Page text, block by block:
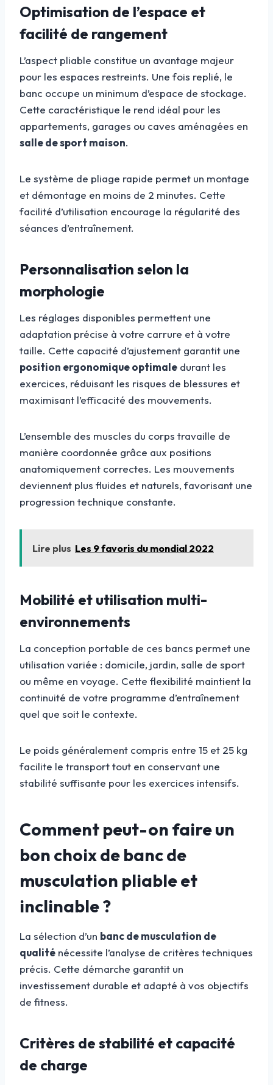
Optimisation de l’espace et
facilité de rangement
L’aspect pliable constitue un avantage majeur
pour les espaces restreints. Une fois replié, le
banc occupe un minimum d’espace de stockage.
Cette caractéristique le rend idéal pour les
appartements, garages ou caves aménagées en
salle de sport maison.
Le système de pliage rapide permet un montage
et démontage en moins de 2 minutes. Cette
facilité d’utilisation encourage la régularité des
séances d’entraînement.
Personnalisation selon la
morphologie
Les réglages disponibles permettent une
adaptation précise à votre carrure et à votre
taille. Cette capacité d’ajustement garantit une
position ergonomique optimale durant les
exercices, réduisant les risques de blessures et
maximisant l’efficacité des mouvements.
L’ensemble des muscles du corps travaille de
manière coordonnée grâce aux positions
anatomiquement correctes. Les mouvements
deviennent plus fluides et naturels, favorisant une
progression technique constante.
Lire plus Les 9 favoris du mondial 2022
Mobilité et utilisation multi-
environnements
La conception portable de ces bancs permet une
utilisation variée : domicile, jardin, salle de sport
ou même en voyage. Cette flexibilité maintient la
continuité de votre programme d’entraînement
quel que soit le contexte.
Le poids généralement compris entre 15 et 25 kg
facilite le transport tout en conservant une
stabilité suffisante pour les exercices intensifs.
Comment peut-on faire un
bon choix de banc de
musculation pliable et
inclinable ?
La sélection d’un banc de musculation de
qualité nécessite l’analyse de critères techniques
précis. Cette démarche garantit un
investissement durable et adapté à vos objectifs
de fitness.
Critères de stabilité et capacité
de charge